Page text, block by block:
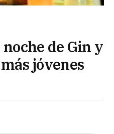
de Gin y
jóvenes